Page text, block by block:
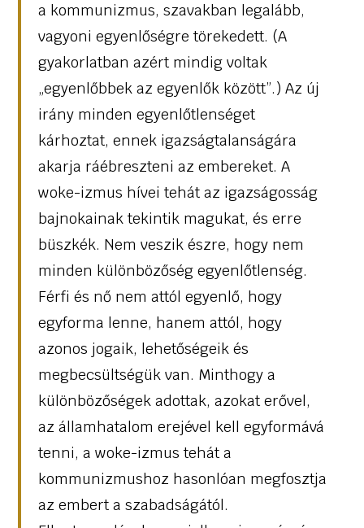
a kommunizmus, szavakban legalább,
vagyoni egyenlőségre törekedett. (A
gyakorlatban azért mindig voltak
„egyenlőbbek az egyenlők között”.) Az új
irány minden egyenlőtlenséget
kárhoztat, ennek igazságtalanságára
akarja ráébreszteni az embereket. A
woke-izmus hívei tehát az igazságosság
bajnokainak tekintik magukat, és erre
büszkék. Nem veszik észre, hogy nem
minden különbözőség egyenlőtlenség.
Férfi és nő nem attól egyenlő, hogy
egyforma lenne, hanem attól, hogy
azonos jogaik, lehetőségeik és
megbecsültségük van. Minthogy a
különbözőségek adottak, azokat erővel,
az államhatalom erejével kell egyformává
tenni, a woke-izmus tehát a
kommunizmushoz hasonlóan megfosztja
az embert a szabadságától.